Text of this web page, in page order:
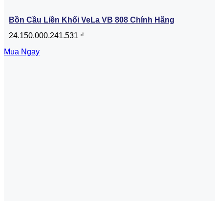
Bồn Cầu Liền Khối VeLa VB 808 Chính Hãng
24.150.000.241.531 ₫
Mua Ngay